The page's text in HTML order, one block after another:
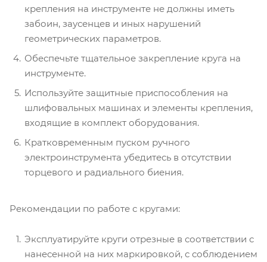
крепления на инструменте не должны иметь
забоин, заусенцев и иных нарушений
геометрических параметров.
Обеспечьте тщательное закрепление круга на
инструменте.
Используйте защитные приспособления на
шлифовальных машинах и элементы крепления,
входящие в комплект оборудования.
Кратковременным пуском ручного
электроинструмента убедитесь в отсутствии
торцевого и радиального биения.
Рекомендации по работе с кругами:
Эксплуатируйте круги отрезные в соответствии с
нанесенной на них маркировкой, с соблюдением